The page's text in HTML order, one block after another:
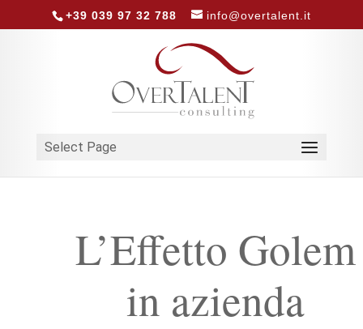
+39 039 97 32 788 info@overtalent.it
Select Page
L’Effetto Golem
in azienda